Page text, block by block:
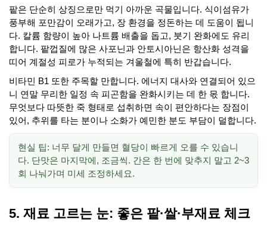
팥은 단순히 상징으로만 먹기 아까운 곡물입니다. 식이섬유가
풍부해 포만감이 오래가고, 장 환경을 정돈하는 데 도움이 됩니
다. 칼륨 함량이 높아 나트륨 배출을 돕고, 붓기 완화에도 유리
합니다. 팥껍질에 많은 사포닌과 안토시아닌은 항산화 성격을
띠어 계절성 피로가 누적되는 겨울철에 특히 반갑습니다.
비타민 B1 또한 주목할 만합니다. 에너지 대사와 연결되어 있으
니 연말 무리한 일정 속 피곤함을 완화시키는 데 한 몫 합니다.
무엇보다 따뜻한 죽 형태로 섭취하면 속이 편안하다는 장점이
있어, 추위를 타는 분이나 소화가 예민한 분도 부담이 덜합니다.
현실 팁: 너무 달게 만들면 혈당이 빠르게 오를 수 있습니
다. 단맛은 마지막에, 조금씩. 간은 한 번에 맞추지 말고 2~3
회 나눠가며 미세 조정하세요.
5. 재료 고르는 눈: 좋은 팥·쌀·부재료 체크